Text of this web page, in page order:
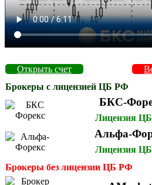
Открыть счет
Брокеры с лицензией ЦБ РФ
БКС-
Лицензия
Альфа-
Лицензия
Брокеры без лицензии ЦБ РФ